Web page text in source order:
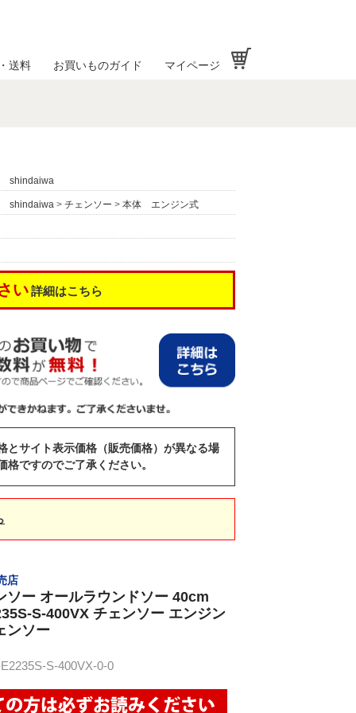
送料 お買いものガイド マイページ
shindaiwa
shindaiwa > チェンソー > 本体 エンジン式
い 詳細はこちら
とサイト表示価格（販売価格）が異なる場
ですのでご了承ください。
店
ソー オールラウンドソー 40cm
S-400VX チェンソー エンジン
ンソー
S-400VX-0-0